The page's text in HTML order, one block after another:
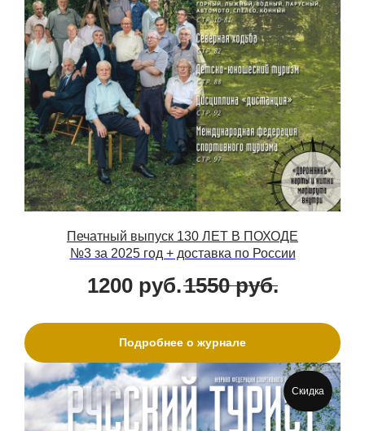
Печатный выпуск 130 ЛЕТ В ПОХОДЕ
№3 за 2025 год + доставка по России
1200 руб.1550 руб.
Подробнее о журнале
Скидка